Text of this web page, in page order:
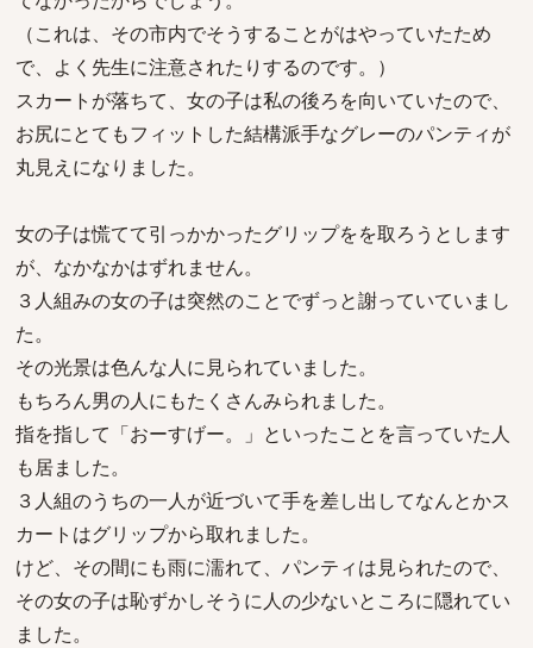
（これは、その市内でそうすることがはやっていたため
で、よく先生に注意されたりするのです。）
スカートが落ちて、女の子は私の後ろを向いていたので、
お尻にとてもフィットした結構派手なグレーのパンティが
丸見えになりました。
女の子は慌てて引っかかったグリップをを取ろうとします
が、なかなかはずれません。
３人組みの女の子は突然のことでずっと謝っていていまし
た。
その光景は色んな人に見られていました。
もちろん男の人にもたくさんみられました。
指を指して「おーすげー。」といったことを言っていた人
も居ました。
３人組のうちの一人が近づいて手を差し出してなんとかス
カートはグリップから取れました。
けど、その間にも雨に濡れて、パンティは見られたので、
その女の子は恥ずかしそうに人の少ないところに隠れてい
ました。